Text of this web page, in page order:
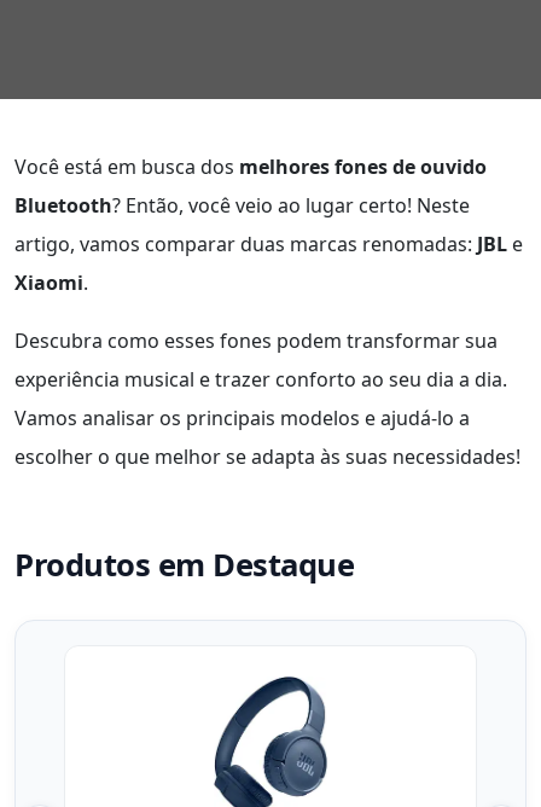
Você está em busca dos melhores fones de ouvido
Bluetooth? Então, você veio ao lugar certo! Neste
artigo, vamos comparar duas marcas renomadas: JBL e
Xiaomi.
Descubra como esses fones podem transformar sua
experiência musical e trazer conforto ao seu dia a dia.
Vamos analisar os principais modelos e ajudá-lo a
escolher o que melhor se adapta às suas necessidades!
Produtos em Destaque